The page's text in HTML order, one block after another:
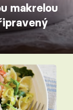
makrelou